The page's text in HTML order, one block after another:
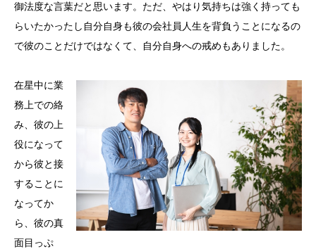
御法度な言葉だと思います。ただ、やはり気持ちは強く持っても
らいたかったし自分自身も彼の会社員人生を背負うことになるの
で彼のことだけではなくて、自分自身への戒めもありました。
在星中に業
務上での絡
み、彼の上
役になって
から彼と接
することに
なってか
ら、彼の真
面目っぷ